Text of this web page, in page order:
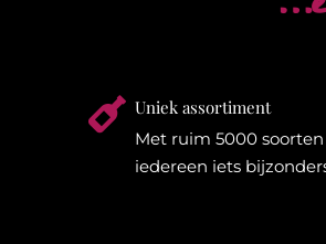
 Uniek assortiment
Met ruim 5000
iedereen iets